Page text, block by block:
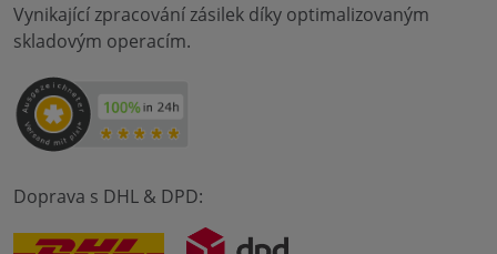
Vynikající zpracování zásilek díky optimalizovaným
skladovým operacím.
Doprava s DHL & DPD: